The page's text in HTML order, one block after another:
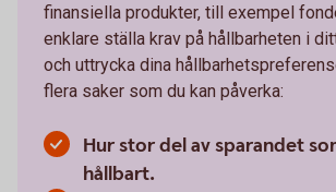
finansiella produkter, till exempel
enklare ställa krav på hållbarheten i
och uttrycka dina
flera saker som du kan påverka:
Hur stor del av sparandet
hållbart.